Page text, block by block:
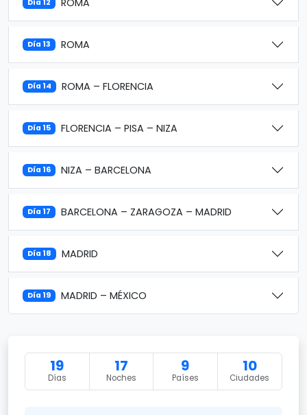
Día 12
Día 13 ROMA
Día 14 ROMA – FLORENCIA
Día 15 FLORENCIA – PISA – NIZA
Día 16 NIZA – BARCELONA
Día 17 BARCELONA – ZARAGOZA – MADRID
Día 18 MADRID
Día 19 MADRID – MÉXICO
19
Días
17
Noches
9
Países
10
Ciudades